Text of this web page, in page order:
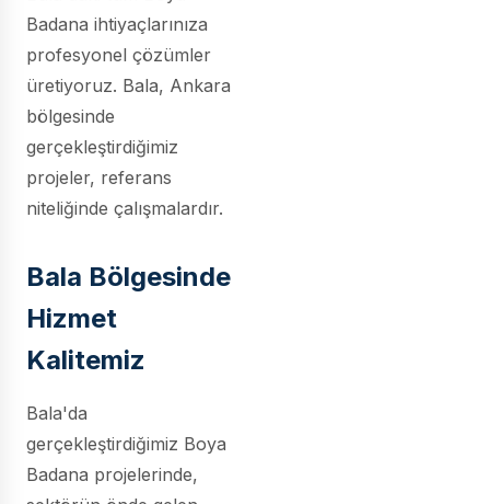
Badana ihtiyaçlarınıza
profesyonel çözümler
üretiyoruz. Bala, Ankara
bölgesinde
gerçekleştirdiğimiz
projeler, referans
niteliğinde çalışmalardır.
Bala Bölgesinde
Hizmet
Kalitemiz
Bala'da
gerçekleştirdiğimiz Boya
Badana projelerinde,